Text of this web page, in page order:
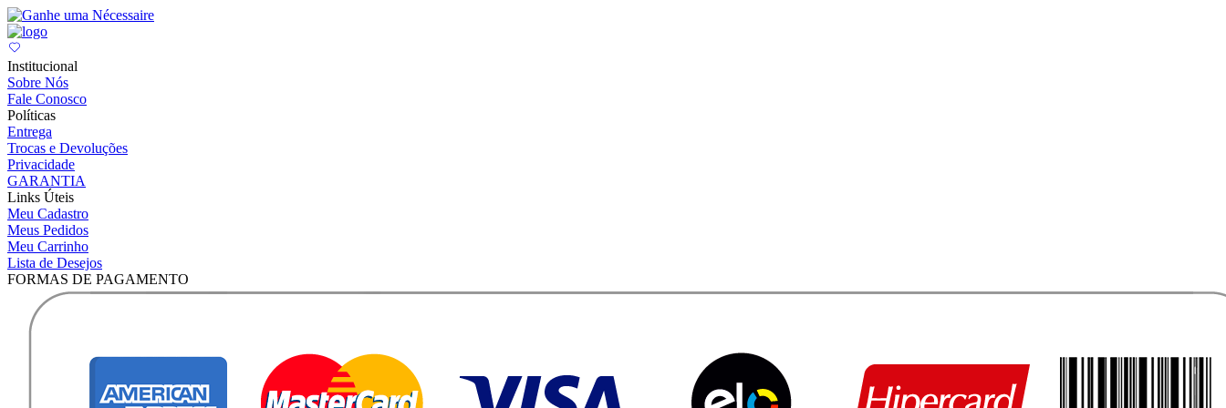
Institucional
Sobre Nós
Fale Conosco
Políticas
Entrega
Trocas e Devoluções
Privacidade
GARANTIA
Links Úteis
Meu Cadastro
Meus Pedidos
Meu Carrinho
Lista de Desejos
FORMAS DE PAGAMENTO